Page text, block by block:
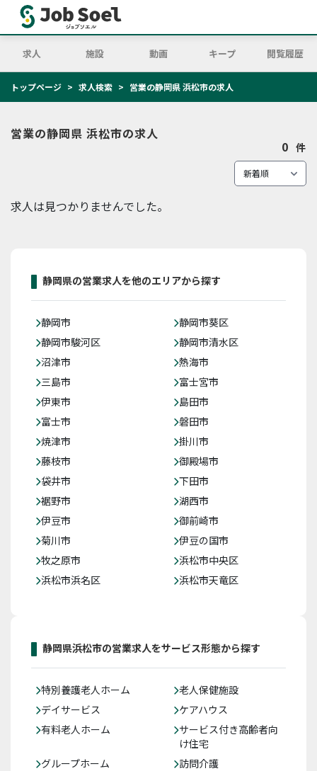
求人 施設 動画 キープ 閲覧履歴
トップページ 求人検索 営業の静岡県 浜松市の求人
営業の静岡県 浜松市の求人
0 件
求人は見つかりませんでした。
静岡県の営業求人を他のエリアから探す
静岡市
静岡市葵区
静岡市駿河区
静岡市清水区
沼津市
熱海市
三島市
富士宮市
伊東市
島田市
富士市
磐田市
焼津市
掛川市
藤枝市
御殿場市
袋井市
下田市
裾野市
湖西市
伊豆市
御前崎市
菊川市
伊豆の国市
牧之原市
浜松市中央区
浜松市浜名区
浜松市天竜区
静岡県浜松市の営業求人をサービス形態から探す
特別養護老人ホーム
老人保健施設
デイサービス
ケアハウス
有料老人ホーム
サービス付き高齢者向
け住宅
グループホーム
訪問介護